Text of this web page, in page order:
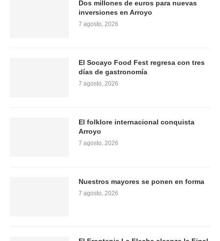
Dos millones de euros para nuevas
inversiones en Arroyo
7 agosto, 2026
El Socayo Food Fest regresa con tres
días de gastronomía
7 agosto, 2026
El folklore internacional conquista
Arroyo
7 agosto, 2026
Nuestros mayores se ponen en forma
7 agosto, 2026